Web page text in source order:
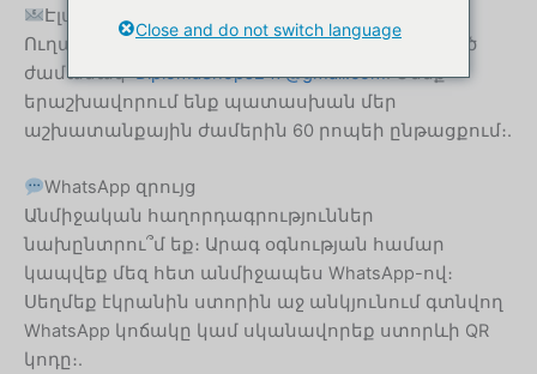
Էլփոստով աջակցություն
Ուղարկեք մեզ հաղորդագրություն ցանկացած
ժամանակ՝DiplomaShops247@gmail.com. Մենք
երաշխավորում ենք պատասխան մեր
աշխատանքային ժամերին 60 րոպեի ընթացքում։.
WhatsApp զրույց
Անմիջական հաղորդագրություններ
նախընտրու՞մ եք։ Արագ օգնության համար
կապվեք մեզ հետ անմիջապես WhatsApp-ով։
Սեղմեք էկրանին ստորին աջ անկյունում գտնվող
WhatsApp կոճակը կամ սկանավորեք ստորևի QR
կոդը։.
Close and do not switch language